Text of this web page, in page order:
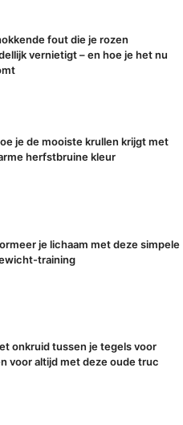
fout die je rozen
vernietigt – en hoe je het nu
je de mooiste krullen krijgt met
herfstbruine kleur
je lichaam met deze simpele
training
onkruid tussen je tegels voor
voor altijd met deze oude truc